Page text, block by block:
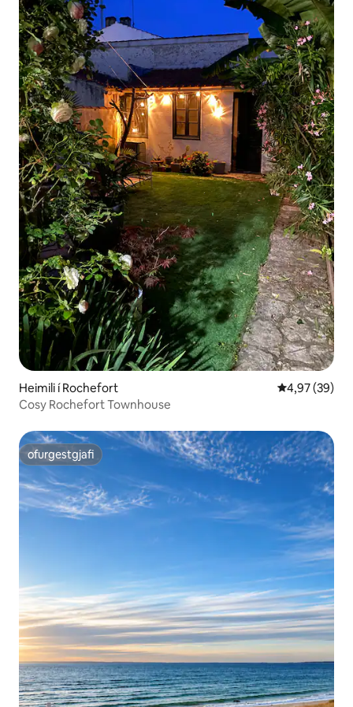
Heimili í Rochefort 4,97 af 5 í
4,97 (39)
Cosy Rochefort Townhouse
ofurgestgjafi
ofurgestgjafi